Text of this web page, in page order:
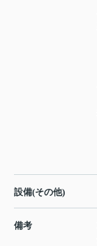
設備(その他)
備考